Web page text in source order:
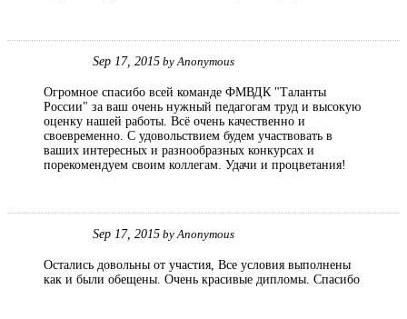
Sep 17, 2015 by Anonymous
Огромное спасибо всей команде ФМВДК "Таланты
России" за ваш очень нужный педагогам труд и высокую
оценку нашей работы. Всё очень качественно и
своевременно. С удовольствием будем участвовать в
ваших интересных и разнообразных конкурсах и
порекомендуем своим коллегам. Удачи и процветания!
Sep 17, 2015 by Anonymous
Остались довольны от участия, Все условия выполнены
как и были обещены. Очень красивые дипломы. Спасибо